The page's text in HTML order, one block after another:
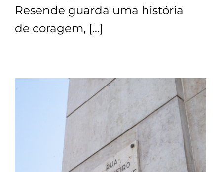
Notícias
Contactos
TRANSPARÊNCIA
Resende guarda uma história
de coragem, […]